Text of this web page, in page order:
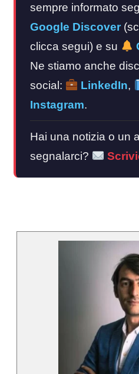
sempre informato
Google Discover
clicca segui) e su
Ne stiamo anche
social:
LinkedIn,
Instagram.
Hai una notizia o un
segnalarci?